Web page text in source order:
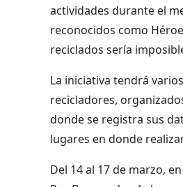
actividades durante el
reconocidos como
reciclados sería
La iniciativa tendrá
recicladores,
donde se registra sus
lugares en donde
Del 14 al 17 de marzo,